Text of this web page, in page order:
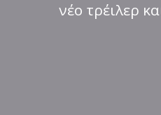
νέο τρέιλερ